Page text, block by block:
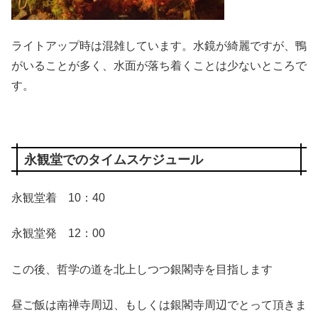
ライトアップ時は混雑しています。水鏡が綺麗ですが、鴨
がいることが多く、水面が落ち着くことは少ないところで
す。
永観堂でのタイムスケジュール
永観堂着 10：40
永観堂発 12：00
この後、哲学の道を北上しつつ銀閣寺を目指します
昼ご飯は南禅寺周辺、もしくは銀閣寺周辺でとって頂きま